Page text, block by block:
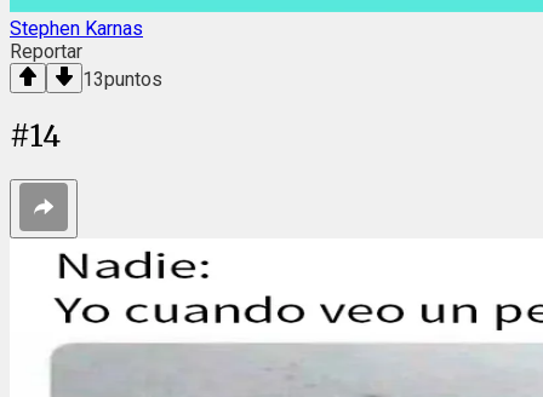
Stephen Karnas
Reportar
13puntos
#14